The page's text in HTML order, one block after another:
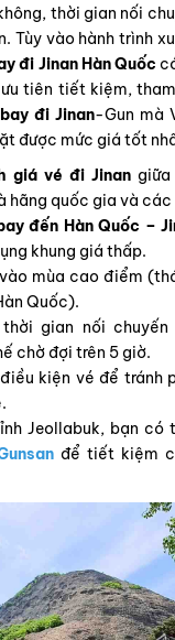
thời gian nối
Tùy vào hành trình
đi Jinan Hàn Quốc
ưu tiên tiết kiệm,
đi Jinan-Gun mà
được mức giá tốt
giá vé đi Jinangiữa
hãng quốc gia và các
đến Hàn Quốc –
khung giá thấp.
mùa cao điểm
Quốc).
gian nối
chờ đợi trên 5 giờ.
kiện vé để tránh
Jeollabuk, bạn có
để tiết kiệm